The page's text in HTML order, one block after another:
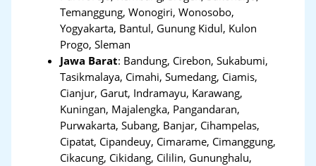
Temanggung, Wonogiri, Wonosobo,
Yogyakarta, Bantul, Gunung Kidul, Kulon
Progo, Sleman
Jawa Barat: Bandung, Cirebon, Sukabumi,
Tasikmalaya, Cimahi, Sumedang, Ciamis,
Cianjur, Garut, Indramayu, Karawang,
Kuningan, Majalengka, Pangandaran,
Purwakarta, Subang, Banjar, Cihampelas,
Cipatat, Cipandeuy, Cimarame, Cimanggung,
Cikacung, Cikidang, Cililin, Gununghalu,